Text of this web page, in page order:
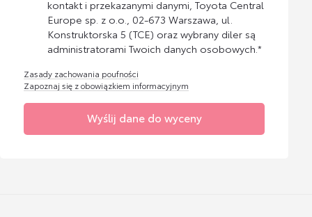
kontakt i przekazanymi danymi, Toyota Central
Europe sp. z o.o., 02-673 Warszawa, ul.
Konstruktorska 5 (TCE) oraz wybrany diler są
administratorami Twoich danych osobowych.*
Zasady zachowania poufności
Zapoznaj się z obowiązkiem informacyjnym
Wyślij dane do wyceny